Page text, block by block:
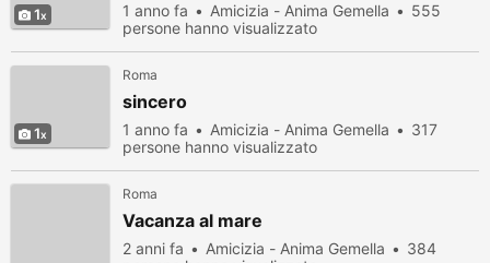
1 1 anno fa Amicizia - Anima Gemella
555
persone hanno visualizzato
1
Roma
sincero
1 anno fa Amicizia - Anima Gemella
317
persone hanno visualizzato
Roma
Vacanza al mare
2 anni fa Amicizia - Anima Gemella
384